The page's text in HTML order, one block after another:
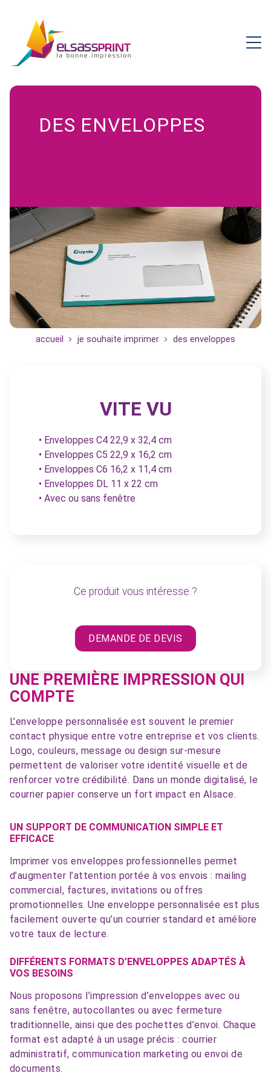
DES ENVELOPPES
accueil je souhaite imprimer des enveloppes
UNE PREMIÈRE IMPRESSION QUI
COMPTE
L’enveloppe personnalisée est souvent le premier
contact physique entre votre entreprise et vos clients.
Logo, couleurs, message ou design sur-mesure
permettent de valoriser votre identité visuelle et de
renforcer votre crédibilité. Dans un monde digitalisé, le
courrier papier conserve un fort impact en Alsace.
UN SUPPORT DE COMMUNICATION SIMPLE ET
EFFICACE
Imprimer vos enveloppes professionnelles permet
d’augmenter l’attention portée à vos envois : mailing
commercial, factures, invitations ou offres
promotionnelles. Une enveloppe personnalisée est plus
facilement ouverte qu’un courrier standard et améliore
votre taux de lecture.
DIFFÉRENTS FORMATS D’ENVELOPPES ADAPTÉS À
VOS BESOINS
Nous proposons l’impression d’enveloppes avec ou
sans fenêtre, autocollantes ou avec fermeture
traditionnelle, ainsi que des pochettes d’envoi. Chaque
format est adapté à un usage précis : courrier
administratif, communication marketing ou envoi de
documents.
VITE VU
• Enveloppes C4 22,9 x 32,4 cm
• Enveloppes C5 22,9 x 16,2 cm
• Enveloppes C6 16,2 x 11,4 cm
• Enveloppes DL 11 x 22 cm
• Avec ou sans fenêtre
Ce produit vous intéresse ?
DEMANDE DE DEVIS